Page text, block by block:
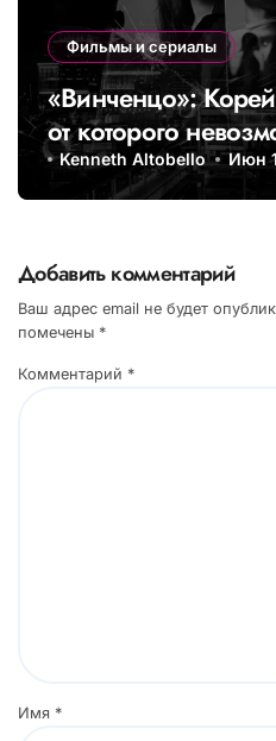
Фильмы и сериалы
«Винченцо»:
от которого
Kenneth Altobello Июн
Добавить комментарий
Ваш адрес email не будет
помечены *
Комментарий *
Имя *